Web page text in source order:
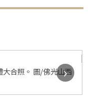
大合照。 圖/佛光山西
›